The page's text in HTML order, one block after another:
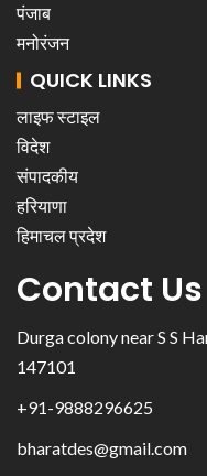
पंजाब
मनोरंजन
QUICK LINKS
लाइफ स्टाइल
विदेश
संपादकीय
हरियाणा
हिमाचल प्रदेश
Contact Us
Durga colony near S S
147101
+91-9888296625
bharatdes@gmail.com